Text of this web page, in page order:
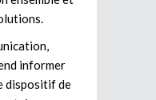
informer
dispositif de